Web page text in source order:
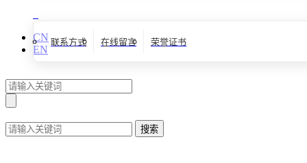
联系方式 在线留言 荣誉证书
CN
EN
搜索